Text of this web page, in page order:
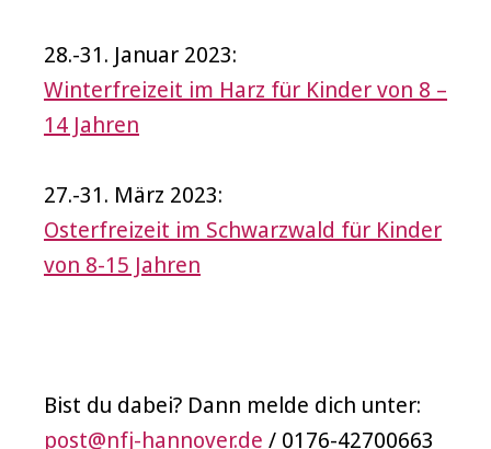
28.-31. Januar 2023:
Winterfreizeit im Harz für Kinder von 8 –
14 Jahren
27.-31. März 2023:
Osterfreizeit im Schwarzwald für Kinder
von 8-15 Jahren
Bist du dabei? Dann melde dich unter:
post@nfj-hannover.de / 0176-42700663